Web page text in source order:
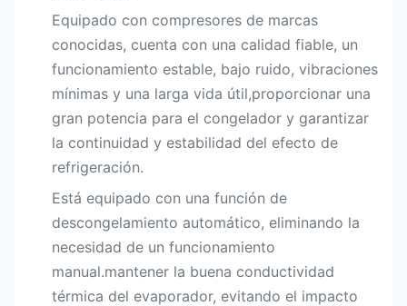
Equipado con compresores de marcas
conocidas, cuenta con una calidad fiable, un
funcionamiento estable, bajo ruido, vibraciones
mínimas y una larga vida útil,proporcionar una
gran potencia para el congelador y garantizar
la continuidad y estabilidad del efecto de
refrigeración.
Está equipado con una función de
descongelamiento automático, eliminando la
necesidad de un funcionamiento
manual.mantener la buena conductividad
térmica del evaporador, evitando el impacto